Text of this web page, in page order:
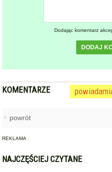
Dodając komentarz
DODAJ
KOMENTARZE
powrót
REKLAMA
NAJCZĘŚCIEJ CZYTANE